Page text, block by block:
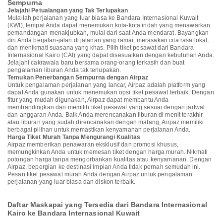
Sempurna
Jelajahi Petualangan yang Tak Terlupakan
Mulailah perjalanan yang luar biasa ke Bandara Internasional Kuwait
(KWI), tempat Anda dapat menemukan kota-kota indah yang menawarkan
pemandangan menakjubkan, mulai dari saat Anda mendarat. Bayangkan
diri Anda berjalan-jalan di jalanan yang ramai, merasakan cita rasa lokal,
dan menikmati suasana yang khas. Pilih tiket pesawat dari Bandara
Internasional Kairo (CAI) yang dapat disesuaikan dengan kebutuhan Anda.
Jelajahi cakrawala baru bersama orang-orang terkasih dan buat
pengalaman liburan Anda tak terlupakan.
Temukan Penerbangan Sempurna dengan Airpaz
Untuk pengalaman perjalanan yang lancar, Airpaz adalah platform yang
dapat Anda gunakan untuk menemukan opsi tiket pesawat terbaik. Dengan
fitur yang mudah digunakan, Airpaz dapat membantu Anda
membandingkan dan memilih tiket pesawat yang sesuai dengan jadwal
dan anggaran Anda. Baik Anda merencanakan liburan di menit terakhir
atau liburan yang sudah direncanakan dengan matang, Airpaz memiliki
berbagai pilihan untuk memastikan kenyamanan perjalanan Anda.
Harga Tiket Murah Tanpa Mengurangi Kualitas
Airpaz memberikan penawaran eksklusif dan promosi khusus,
memungkinkan Anda untuk memesan tiket dengan harga murah. Nikmati
potongan harga tanpa mengorbankan kualitas atau kenyamanan. Dengan
Airpaz, bepergian ke destinasi impian Anda tidak pernah semudah ini.
Pesan tiket pesawat murah Anda dengan Airpaz untuk pengalaman
perjalanan yang luar biasa dan diskon terbaik.
Daftar Maskapai yang Tersedia dari Bandara Internasional
Kairo ke Bandara Internasional Kuwait